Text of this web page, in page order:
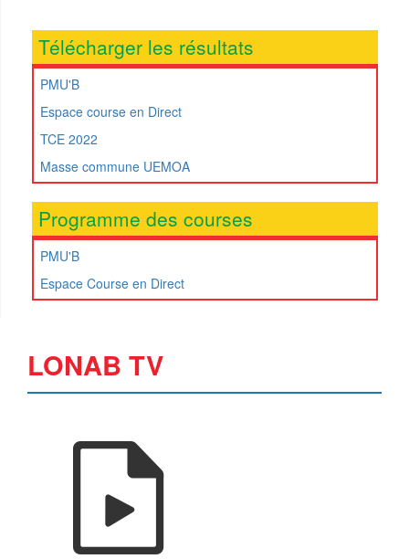
Télécharger les résultats
PMU'B
Espace course en Direct
TCE 2022
Masse commune UEMOA
Programme des courses
PMU'B
Espace Course en Direct
LONAB TV